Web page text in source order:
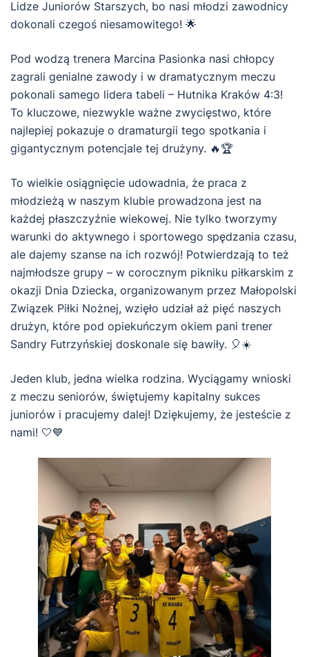
Lidze Juniorów Starszych, bo nasi młodzi zawodnicy
dokonali czegoś niesamowitego! 🌟
Pod wodzą trenera Marcina Pasionka nasi chłopcy
zagrali genialne zawody i w dramatycznym meczu
pokonali samego lidera tabeli – Hutnika Kraków 4:3!
To kluczowe, niezwykle ważne zwycięstwo, które
najlepiej pokazuje o dramaturgii tego spotkania i
gigantycznym potencjale tej drużyny. 🔥🏆
To wielkie osiągnięcie udowadnia, że praca z
młodzieżą w naszym klubie prowadzona jest na
każdej płaszczyźnie wiekowej. Nie tylko tworzymy
warunki do aktywnego i sportowego spędzania czasu,
ale dajemy szanse na ich rozwój! Potwierdzają to też
najmłodsze grupy – w corocznym pikniku piłkarskim z
okazji Dnia Dziecka, organizowanym przez Małopolski
Związek Piłki Nożnej, wzięło udział aż pięć naszych
drużyn, które pod opiekuńczym okiem pani trener
Sandry Futrzyńskiej doskonale się bawiły. 🎈☀️
Jeden klub, jedna wielka rodzina. Wyciągamy wnioski
z meczu seniorów, świętujemy kapitalny sukces
juniorów i pracujemy dalej! Dziękujemy, że jesteście z
nami! 🤍💙